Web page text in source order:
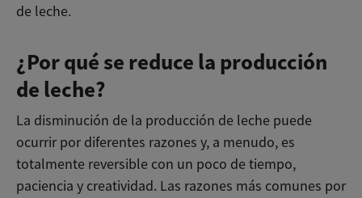
de leche.
¿Por qué se reduce la producción
de leche?
La disminución de la producción de leche puede
ocurrir por diferentes razones y, a menudo, es
totalmente reversible con un poco de tiempo,
paciencia y creatividad. Las razones más comunes por